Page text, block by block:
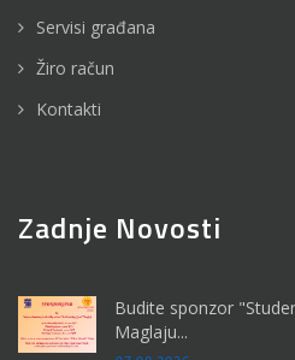
Servisi građana
Žiro račun
Kontakti
Zadnje Novosti
Budite sponzor
Maglaju...